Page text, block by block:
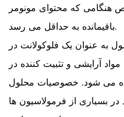
که محتوای مونومر
باقیمانده به حداقل می رسد.
به عنوان یک فلوکولانت در
آرایشی و تثبیت کننده در
می شود. خصوصیات محلول
بسیاری از فرمولاسیون ها